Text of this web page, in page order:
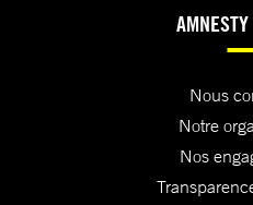
Nous
Notre
Nos